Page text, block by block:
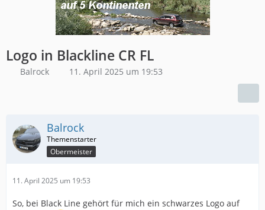
Logo in Blackline CR FL
Balrock 11. April 2025 um 19:53
Balrock
Obermeister
11. April 2025 um 19:53
So, bei Black Line gehört für mich ein schwarzes Logo auf